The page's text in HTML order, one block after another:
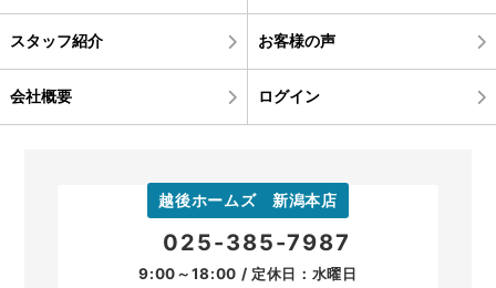
スタッフ紹介 お客様の声
会社概要 ログイン
越後ホームズ 新潟本店
025-385-7987
9:00～18:00 / 定休日：水曜日